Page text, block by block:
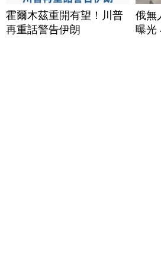
霍爾木茲重開有望！川普
再重話警告伊朗
俄無
曝光